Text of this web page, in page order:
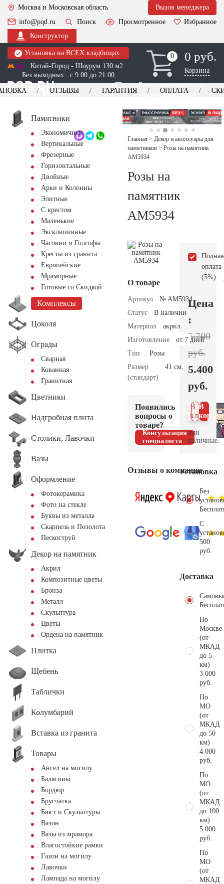
Москва и Московская область
Вызов менеджера
info@pqd.ru
Поиск Просмотренное
Избранное
Конструктор
Установка на ВСЕХ кладбищах
Китай-Город - Шоурум 130 м2
Без выходных : с 9:00 до 21:00
0
0 0 руб.
Корзина
Выезд менеджера для
оформления заказа
+7 (495) 518-44-23
Обратный звонок
ОТЗЫВЫ ГАРАНТИЯ ОПЛАТА
Памятники
Экономичные
Вертикальные
Фрезерные
Горизонтальные
Двойные
Арки и Колонны
Элитные
С крестом
Маленькие
Эксклюзивные
Часовни и Голгофы
Кресты из гранита
Европейские
Мраморные
Готовые со Скидкой
Комплексы
Цоколя
Ограды
Сварная
Кованная
Гранитная
Цветники
Надгробная плита
Столики, Лавочки
Вазы
Оформление
Фотокерамика
Фото на стекле
Буквы из металла
Скарпель и Позолота
Пескоструй
Декор на памятник
Акрил
Композитные цветы
Бронза
Металл
Скульптура
Цветы
Ордена на памятник
Плитка
Щебень
Таблички
Колумбарий
Вставка из гранита
Товары
Ангел на могилу
Балясины
Бордюр
Брусчатка
Бюст и Скульптуры
Вазон
Вазы из мрамора
Влагостойкие рамки
Газон на могилу
Лавочки
Лампада на могилу
Главная > Декор и аксессуары для
памятников > Розы на памятник
AM5934
Розы на
памятник
AM5934
О товаре
Артикул
№ AM5934
Статус
В наличии
Материал
акрил
Изготовление
от 7 дней
Тип
Розы
Размер
(стандарт)
41 см.
Появились
вопросы о
товаре?
Консультация
специалиста
Отзывы о компании
Полная
оплата
(5%)
Цена
:
5.700
руб.
5.400
руб.
В
В 1
клик
или
наличные.
Установка
Без
С
500
руб.
Доставка
По
Москве
(от
МКАД
до 5
км)
3.000
руб.
По
МО
(от
МКАД
до 50
км)
4.000
руб.
По
МО
(от
МКАД
до 100
км)
5.000
руб.
По
МО
(от
МКАД